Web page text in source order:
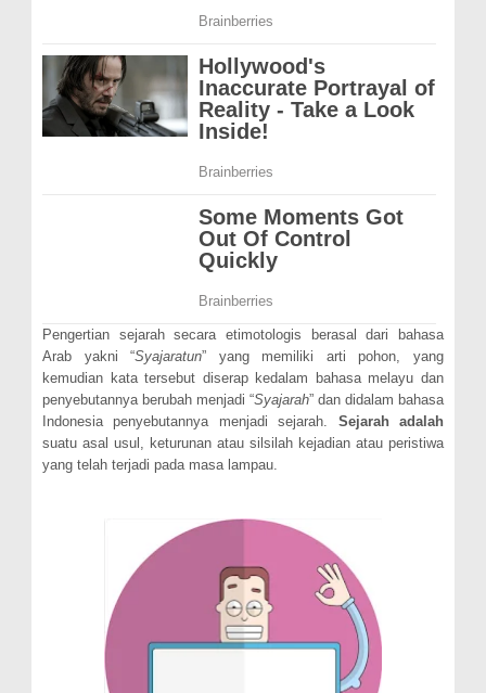
Pengertian sejarah secara etimotologis berasal dari bahasa
Arab yakni “Syajaratun” yang memiliki arti pohon, yang
kemudian kata tersebut diserap kedalam bahasa melayu dan
penyebutannya berubah menjadi “Syajarah” dan didalam bahasa
Indonesia penyebutannya menjadi sejarah. Sejarah adalah
suatu asal usul, keturunan atau silsilah kejadian atau peristiwa
yang telah terjadi pada masa lampau.